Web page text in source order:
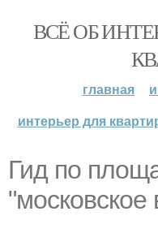
ВСЁ ОБ
главная
интерьер для
Гид по
"московское